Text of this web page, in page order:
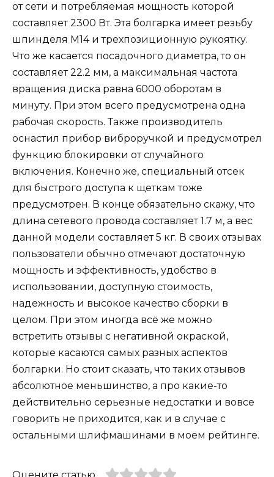
от сети и потребляемая мощность которой
составляет 2300 Вт. Эта болгарка имеет резьбу
шпинделя М14 и трехпозиционную рукоятку.
Что же касается посадочного диаметра, то он
составляет 22.2 мм, а максимальная частота
вращения диска равна 6000 оборотам в
минуту. При этом всего предусмотрена одна
рабочая скорость. Также производитель
оснастил прибор виброручкой и предусмотрел
функцию блокировки от случайного
включения. Конечно же, специальный отсек
для быстрого доступа к щеткам тоже
предусмотрен. В конце обязательно скажу, что
длина сетевого провода составляет 1.7 м, а вес
данной модели составляет 5 кг. В своих отзывах
пользователи обычно отмечают достаточную
мощность и эффективность, удобство в
использовании, доступную стоимость,
надежность и высокое качество сборки в
целом. При этом иногда всё же можно
встретить отзывы с негативной окраской,
которые касаются самых разных аспектов
болгарки. Но стоит сказать, что таких отзывов
абсолютное меньшинство, а про какие-то
действительно серьезные недостатки и вовсе
говорить не приходится, как и в случае с
остальными шлифмашинами в моем рейтинге.